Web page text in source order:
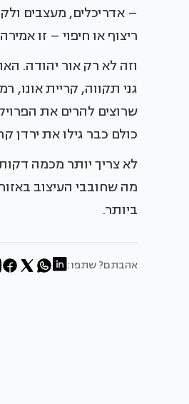
– אדריכלים, מעצבים
ריצוף או חיפוי – זו
וזה לא רק אור יהודה.
גני תקווה, קריית אונו,
שרוצים להרים את
כולם כבר גילו את ירדן
לא צריך יותר מכמה
מה שחובבי העיצוב
ביותר.
אהבתם? שתפו: